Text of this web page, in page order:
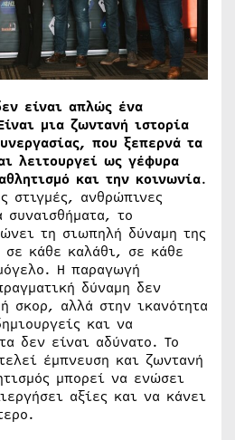
είναι απλώς ένα
μια ζωντανή ιστορία
που ξεπερνά τα
λειτουργεί ως γέφυρα
και την κοινωνία.
στιγμές, ανθρώπινες
συναισθήματα, το
τη σιωπηλή δύναμη της
σε κάθε καλάθι, σε κάθε
Η παραγωγή
δύναμη δεν
σκορ, αλλά στην ικανότητα
και να
δεν είναι αδύνατο. Το
έμπνευση και ζωντανή
μπορεί να ενώσει
αξίες και να κάνει